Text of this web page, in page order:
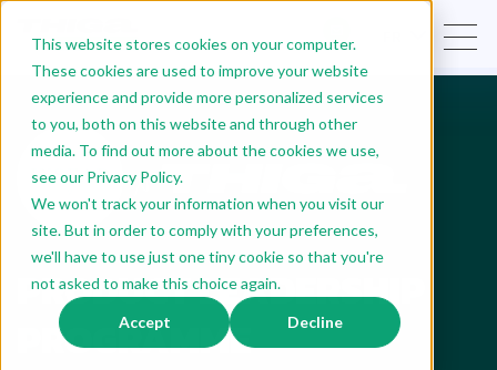
This website stores cookies on your computer.
These cookies are used to improve your website
experience and provide more personalized services
to you, both on this website and through other
media. To find out more about the cookies we use,
see our Privacy Policy.
We won't track your information when you visit our
site. But in order to comply with your preferences,
we'll have to use just one tiny cookie so that you're
not asked to make this choice again.
Accept Decline
PRODUCT LEADERSHIP
PROGRAMME